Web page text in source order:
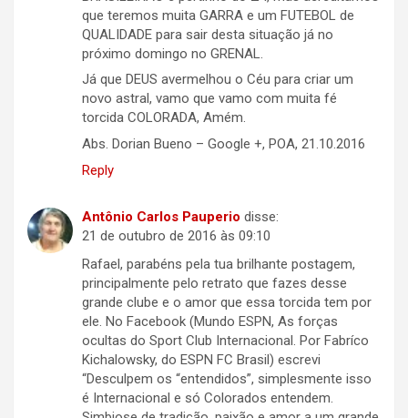
que teremos muita GARRA e um FUTEBOL de
QUALIDADE para sair desta situação já no
próximo domingo no GRENAL.
Já que DEUS avermelhou o Céu para criar um
novo astral, vamo que vamo com muita fé
torcida COLORADA, Amém.
Abs. Dorian Bueno – Google +, POA, 21.10.2016
Reply
Antônio Carlos Pauperio disse:
21 de outubro de 2016 às 09:10
Rafael, parabéns pela tua brilhante postagem,
principalmente pelo retrato que fazes desse
grande clube e o amor que essa torcida tem por
ele. No Facebook (Mundo ESPN, As forças
ocultas do Sport Club Internacional. Por Fabríco
Kichalowsky, do ESPN FC Brasil) escrevi
“Desculpem os “entendidos”, simplesmente isso
é Internacional e só Colorados entendem.